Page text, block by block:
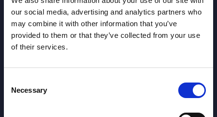
our social media, advertising and analytics partners who
may combine it with other information that you’ve
provided to them or that they’ve collected from your use
of their services.
Selection
Necessary
expériences qu’ils vous proposent. Des
destinations qui ont quelque chose de spécial et
qui en font des endroits incroyables pour pratiquer
le ski alpinisme, le trekking, le VTT ou toute autre